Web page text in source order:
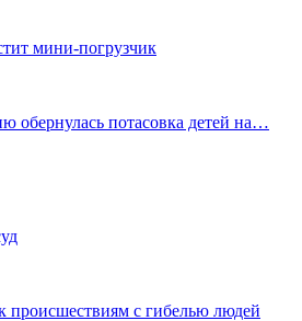
мини-погрузчик
обернулась потасовка детей на…
происшествиям с гибелью людей